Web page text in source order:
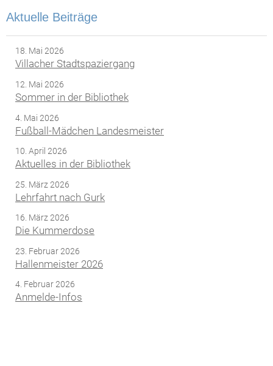
Aktuelle Beiträge
18. Mai 2026
Villacher Stadtspaziergang
12. Mai 2026
Sommer in der Bibliothek
4. Mai 2026
Fußball-Mädchen Landesmeister
10. April 2026
Aktuelles in der Bibliothek
25. März 2026
Lehrfahrt nach Gurk
16. März 2026
Die Kummerdose
23. Februar 2026
Hallenmeister 2026
4. Februar 2026
Anmelde-Infos